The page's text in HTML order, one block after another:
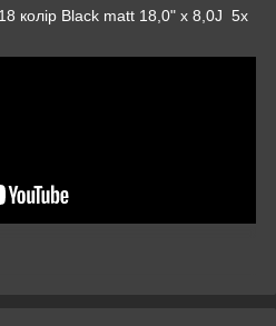
колір Black matt 18,0" x 8,0J 5x